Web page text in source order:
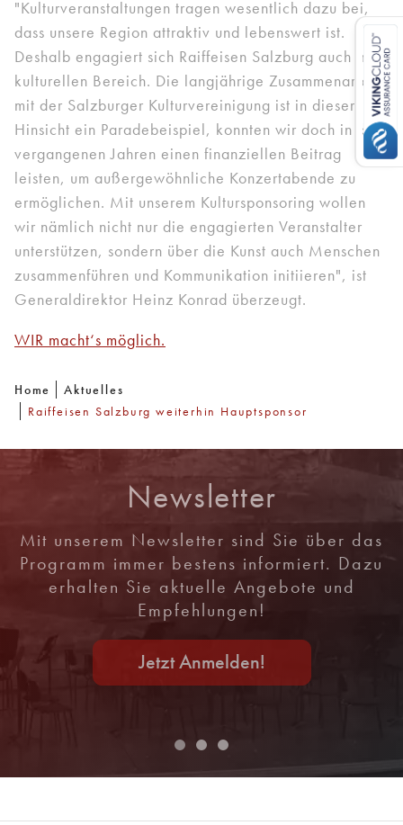
"Kulturveranstaltungen tragen wesentlich dazu bei,
dass unsere Region attraktiv und lebenswert ist.
Deshalb engagiert sich Raiffeisen Salzburg auch im
kulturellen Bereich. Die langjährige Zusammenarbeit
mit der Salzburger Kulturvereinigung ist in dieser
Hinsicht ein Paradebeispiel, konnten wir doch in den
vergangenen Jahren einen finanziellen Beitrag
leisten, um außergewöhnliche Konzertabende zu
ermöglichen. Mit unserem Kultursponsoring wollen
wir nämlich nicht nur die engagierten Veranstalter
unterstützen, sondern über die Kunst auch Menschen
zusammenführen und Kommunikation initiieren", ist
Generaldirektor Heinz Konrad überzeugt.
WIR macht‘s möglich.
Home
Aktuelles
Raiffeisen Salzburg weiterhin Hauptsponsor
Newsletter
Mit unserem Newsletter sind Sie über das
Programm immer bestens informiert. Dazu
erhalten Sie aktuelle Angebote und
Empfehlungen!
Jetzt Anmelden!